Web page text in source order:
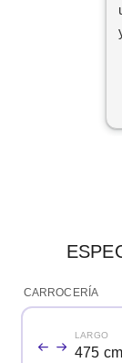
CARROCERÍA
LARGO
475 cm